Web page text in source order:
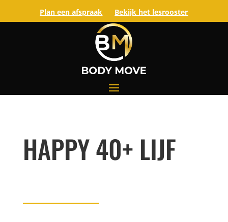
Plan een afspraak Bekijk het lesrooster
HAPPY 40+ LIJF